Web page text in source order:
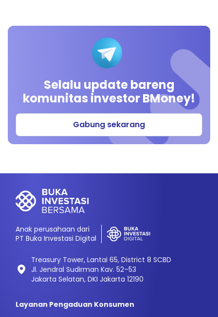
Selalu update bareng
komunitas investor BMoney!
Gabung sekarang
Anak perusahaan dari
PT Buka Investasi Digital
Treasury Tower, Lantai 65, District 8 SCBD
Jl. Jendral Sudirman Kav. 52–53
Jakarta Selatan, DKI Jakarta 12190
Layanan Pengaduan Konsumen